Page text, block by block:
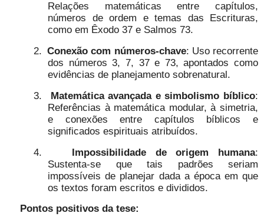
Relações matemáticas entre capítulos,
números de ordem e temas das Escrituras,
como em Êxodo 37 e Salmos 73.
2. Conexão com números-chave: Uso recorrente
dos números 3, 7, 37 e 73, apontados como
evidências de planejamento sobrenatural.
3.
Matemática avançada e simbolismo bíblico:
Referências à matemática modular, à simetria,
e conexões entre capítulos bíblicos e
significados espirituais atribuídos.
4.
Impossibilidade de origem humana:
Sustenta-se que tais padrões seriam
impossíveis de planejar dada a época em que
os textos foram escritos e divididos.
Pontos positivos da tese: